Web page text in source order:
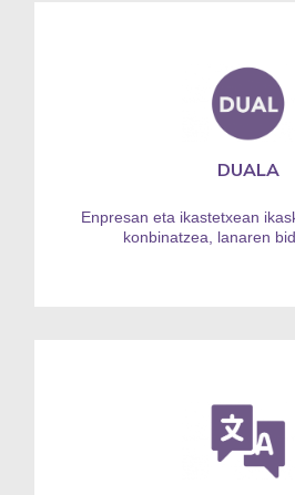
DUALA
Enpresan eta ikastetxean
konbinatzea, lanaren